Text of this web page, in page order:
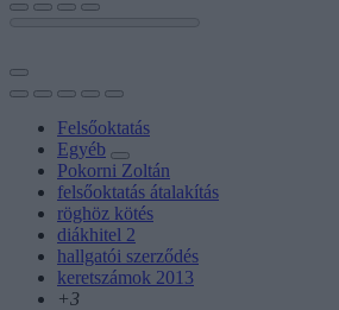
Felsőoktatás
Egyéb
Pokorni Zoltán
felsőoktatás átalakítás
röghöz kötés
diákhitel 2
hallgatói szerződés
keretszámok 2013
+3